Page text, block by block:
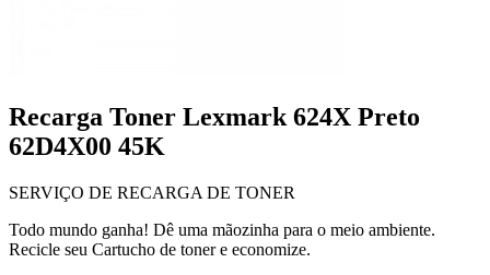
Recarga Toner Lexmark 624X Preto
62D4X00 45K
SERVIÇO DE RECARGA DE TONER
Todo mundo ganha! Dê uma mãozinha para o meio ambiente.
Recicle seu Cartucho de toner e economize.